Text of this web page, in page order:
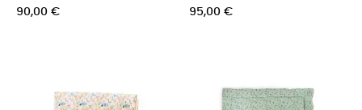
90,00 € 95,00 €